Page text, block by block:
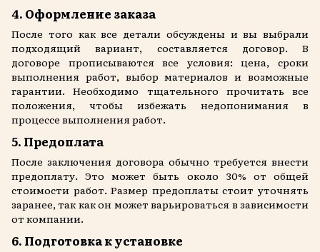
4. Оформление заказа
После того как все детали обсуждены и вы выбрали
подходящий вариант, составляется договор. В
договоре прописываются все условия: цена, сроки
выполнения работ, выбор материалов и возможные
гарантии. Необходимо тщательного прочитать все
положения, чтобы избежать недопонимания в
процессе выполнения работ.
5. Предоплата
После заключения договора обычно требуется внести
предоплату. Это может быть около 30% от общей
стоимости работ. Размер предоплаты стоит уточнять
заранее, так как он может варьироваться в зависимости
от компании.
6. Подготовка к установке